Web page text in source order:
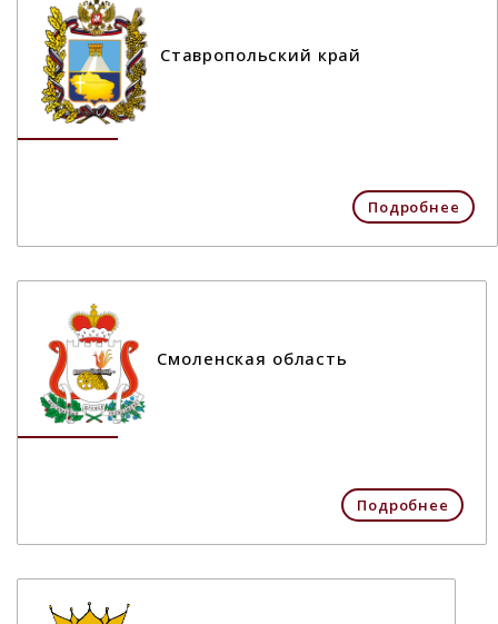
Ставропольский край
Подробнее
Смоленская область
Подробнее